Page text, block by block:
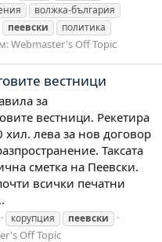
волжка-българия
пеевски
политика
Webmaster's Off Topic
вестници
за
вестници. Рекетира
хил. лева за нов договор
Таксата
сметка на Пеевски.
всички печатни
корупция пеевски
Off Topic